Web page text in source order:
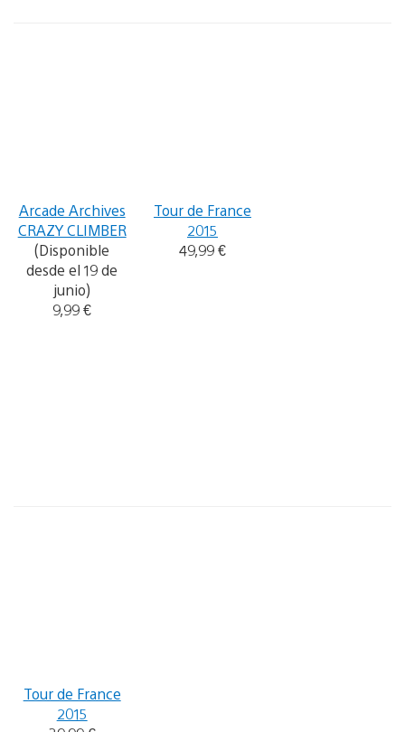
Arcade Archives
CRAZY CLIMBER
(Disponible
desde el 19 de
junio)
9,99 €
Tour de France
2015
49,99 €
Tour de France
2015